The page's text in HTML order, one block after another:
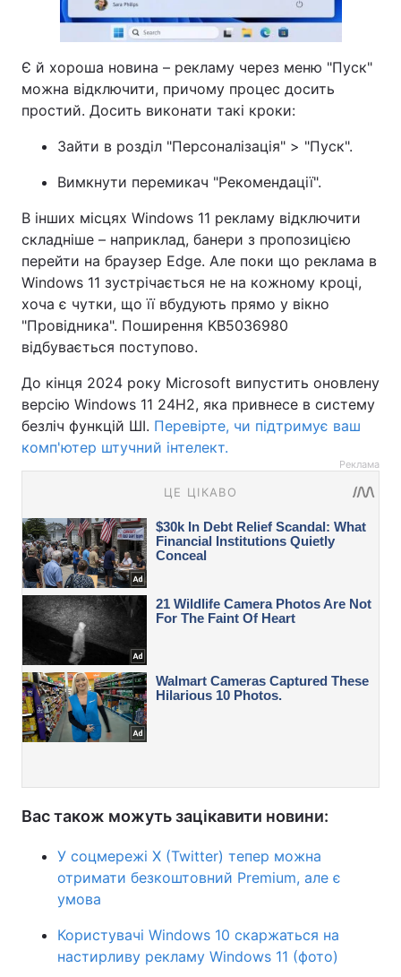
Є й хороша новина – рекламу через меню "Пуск"
можна відключити, причому процес досить
простий. Досить виконати такі кроки:
Зайти в розділ "Персоналізація" > "Пуск".
Вимкнути перемикач "Рекомендації".
В інших місцях Windows 11 рекламу відключити
складніше – наприклад, банери з пропозицією
перейти на браузер Edge. Але поки що реклама в
Windows 11 зустрічається не на кожному кроці,
хоча є чутки, що її вбудують прямо у вікно
"Провідника". Поширення KB5036980
відбувається поступово.
До кінця 2024 року Microsoft випустить оновлену
версію Windows 11 24H2, яка привнесе в систему
безліч функцій ШІ. Перевірте, чи підтримує ваш
комп'ютер штучний інтелект.
Реклама
Вас також можуть зацікавити новини:
У соцмережі X (Twitter) тепер можна
отримати безкоштовний Premium, але є
умова
Користувачі Windows 10 скаржаться на
настирливу рекламу Windows 11 (фото)